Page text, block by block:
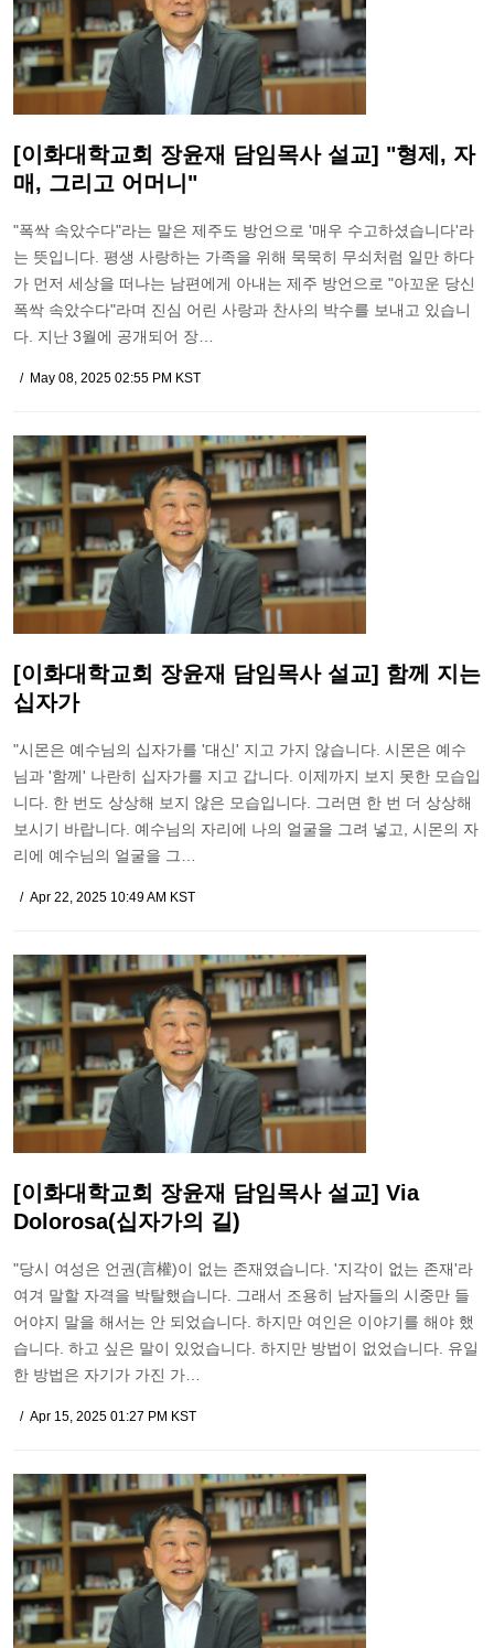
[이화대학교회 장윤재 담임목사 설교] "형제, 자
매, 그리고 어머니"
"폭싹 속았수다"라는 말은 제주도 방언으로 '매우 수고하셨습니다'라
는 뜻입니다. 평생 사랑하는 가족을 위해 묵묵히 무쇠처럼 일만 하다
가 먼저 세상을 떠나는 남편에게 아내는 제주 방언으로 "아꼬운 당신
폭싹 속았수다"라며 진심 어린 사랑과 찬사의 박수를 보내고 있습니
다. 지난 3월에 공개되어 장…
May 08, 2025 02:55 PM KST
[이화대학교회 장윤재 담임목사 설교] 함께 지는
십자가
"시몬은 예수님의 십자가를 '대신' 지고 가지 않습니다. 시몬은 예수
님과 '함께' 나란히 십자가를 지고 갑니다. 이제까지 보지 못한 모습입
니다. 한 번도 상상해 보지 않은 모습입니다. 그러면 한 번 더 상상해
보시기 바랍니다. 예수님의 자리에 나의 얼굴을 그려 넣고, 시몬의 자
리에 예수님의 얼굴을 그…
Apr 22, 2025 10:49 AM KST
[이화대학교회 장윤재 담임목사 설교] Via
Dolorosa(십자가의 길)
"당시 여성은 언권(言權)이 없는 존재였습니다. '지각이 없는 존재'라
여겨 말할 자격을 박탈했습니다. 그래서 조용히 남자들의 시중만 들
어야지 말을 해서는 안 되었습니다. 하지만 여인은 이야기를 해야 했
습니다. 하고 싶은 말이 있었습니다. 하지만 방법이 없었습니다. 유일
한 방법은 자기가 가진 가…
Apr 15, 2025 01:27 PM KST